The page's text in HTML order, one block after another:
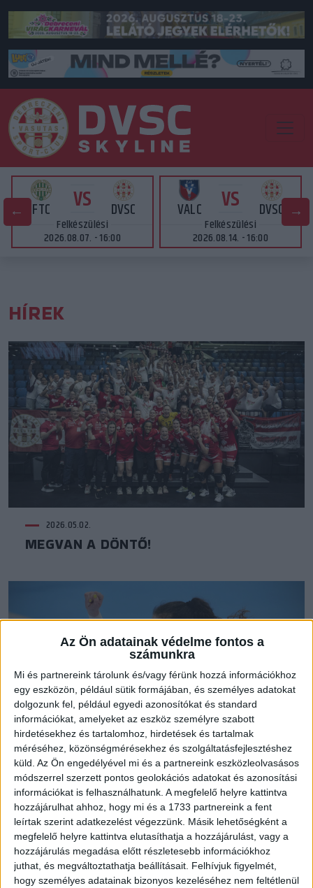
Az Ön adatainak védelme fontos a
számunkra
Mi és partnereink tárolunk és/vagy férünk hozzá információkhoz
egy eszközön, például sütik formájában, és személyes adatokat
dolgozunk fel, például egyedi azonosítókat és standard
információkat, amelyeket az eszköz személyre szabott
hirdetésekhez és tartalomhoz, hirdetések és tartalmak
méréséhez, közönségmérésekhez és szolgáltatásfejlesztéshez
küld. Az Ön engedélyével mi és a partnereink eszközleolvasásos
módszerrel szerzett pontos geolokációs adatokat és azonosítási
információkat is felhasználhatunk. A megfelelő helyre kattintva
hozzájárulhat ahhoz, hogy mi és a 1733 partnereink a fent
leírtak szerint adatkezelést végezzünk. Másik lehetőségként a
megfelelő helyre kattintva elutasíthatja a hozzájárulást, vagy a
hozzájárulás megadása előtt részletesebb információkhoz
juthat, és megváltoztathatja beállításait. Felhívjuk figyelmét,
hogy személyes adatainak bizonyos kezeléséhez nem feltétlenül
FTC VS DVSC
Felkészülési
2026.08.07. - 16:00
VALC VS DVSC
Felkészülési
2026.08.14. - 16:00
HÍREK
2026.05.02.
MEGVAN A DÖNTŐ!
2026.05.01.
TÉT A KUPADÖNTŐ!